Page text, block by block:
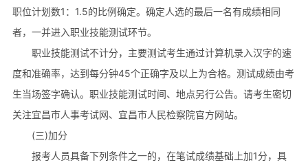
职位计划数1：1.5的比例确定。确定人选的最后一名有成绩相同
者，一并进入职业技能测试环节。
职业技能测试不计分，主要测试考生通过计算机录入汉字的速
度和准确率，达到每分钟45个正确字及以上为合格。测试成绩由考
生当场签字确认。职业技能测试时间、地点另行公告。请考生密切
关注宜昌市人事考试网、宜昌市人民检察院官方网站。
(三)加分
报考人员具备下列条件之一的，在笔试成绩基础上加1分，具